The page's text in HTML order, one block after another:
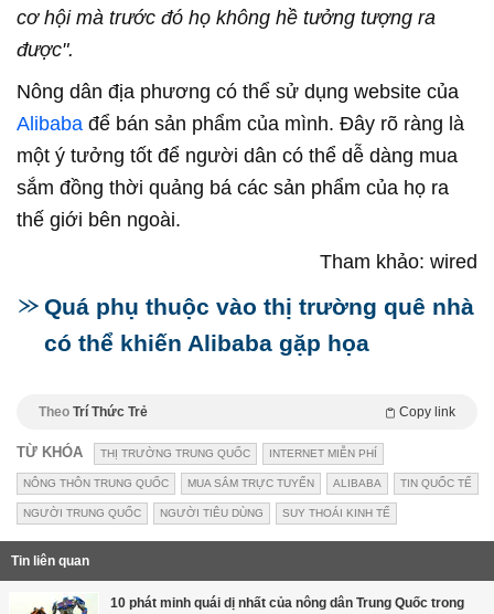
cơ hội mà trước đó họ không hề tưởng tượng ra
được".
Nông dân địa phương có thể sử dụng website của
Alibaba để bán sản phẩm của mình. Đây rõ ràng là
một ý tưởng tốt để người dân có thể dễ dàng mua
sắm đồng thời quảng bá các sản phẩm của họ ra
thế giới bên ngoài.
Tham khảo: wired
Quá phụ thuộc vào thị trường quê nhà
có thể khiến Alibaba gặp họa
Theo Trí Thức Trẻ Copy link
TỪ KHÓA THỊ TRƯỜNG TRUNG QUỐC INTERNET MIỄN PHÍ
NÔNG THÔN TRUNG QUỐC MUA SẮM TRỰC TUYẾN ALIBABA TIN QUỐC TẾ
NGƯỜI TRUNG QUỐC NGƯỜI TIÊU DÙNG SUY THOÁI KINH TẾ
Tin liên quan
10 phát minh quái dị nhất của nông dân Trung Quốc trong